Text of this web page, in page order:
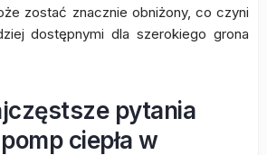
zostać znacznie obniżony, co czyni
dostępnymi dla szerokiego grona
pytania
ciepła w